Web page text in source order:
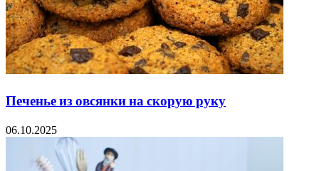
Печенье из овсянки на скорую руку
06.10.2025